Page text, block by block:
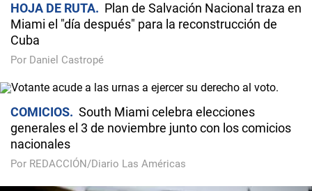
HOJA DE RUTA
Plan de Salvación Nacional traza en
Miami el "día después" para la reconstrucción de
Cuba
Por Daniel Castropé
COMICIOS
South Miami celebra elecciones
generales el 3 de noviembre junto con los comicios
nacionales
Por REDACCIÓN/Diario Las Américas